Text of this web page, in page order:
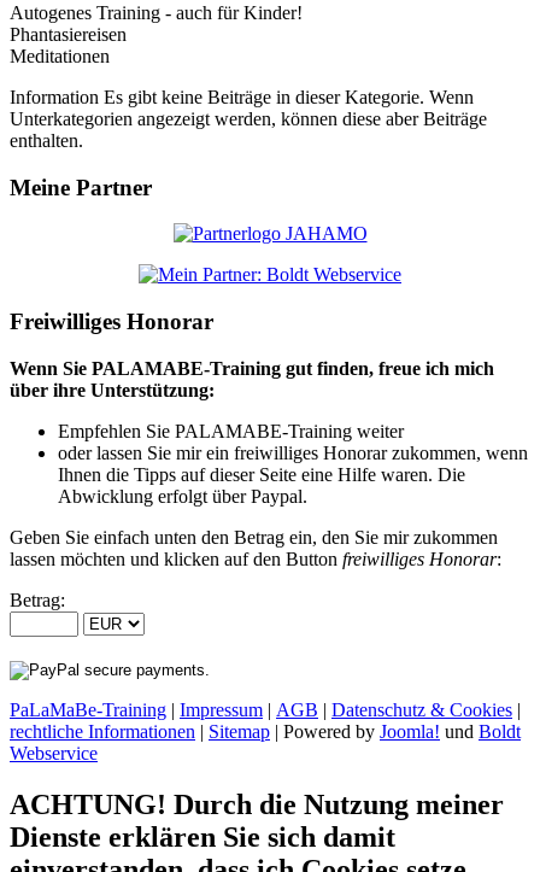
Autogenes Training - auch für Kinder!
Phantasiereisen
Meditationen
Information Es gibt keine Beiträge in dieser Kategorie. Wenn
Unterkategorien angezeigt werden, können diese aber Beiträge
enthalten.
Meine Partner
Freiwilliges Honorar
Wenn Sie PALAMABE-Training gut finden, freue ich mich
über ihre Unterstützung:
Empfehlen Sie PALAMABE-Training weiter
oder lassen Sie mir ein freiwilliges Honorar zukommen, wenn
Ihnen die Tipps auf dieser Seite eine Hilfe waren. Die
Abwicklung erfolgt über Paypal.
Geben Sie einfach unten den Betrag ein, den Sie mir zukommen
lassen möchten und klicken auf den Button freiwilliges Honorar:
Betrag:
PaLaMaBe-Training | Impressum | AGB | Datenschutz & Cookies |
rechtliche Informationen | Sitemap | Powered by Joomla! und Boldt
Webservice
ACHTUNG! Durch die Nutzung meiner
Dienste erklären Sie sich damit